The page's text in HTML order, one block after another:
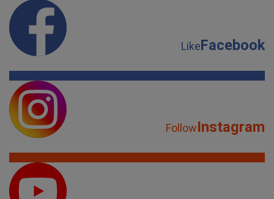
LikeFacebook
FollowInstagram